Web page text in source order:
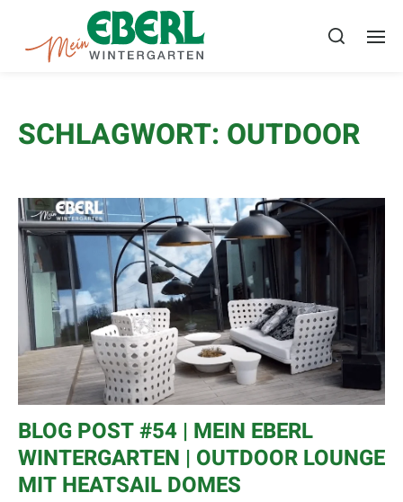
SCHLAGWORT: OUTDOOR
BLOG POST #54 | MEIN EBERL
WINTERGARTEN | OUTDOOR LOUNGE
MIT HEATSAIL DOMES